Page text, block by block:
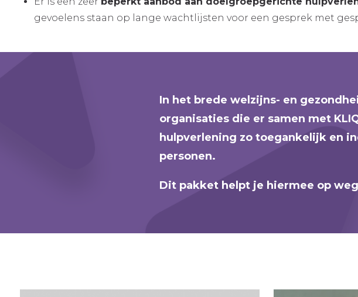
gevoelens staan op lange wachtlijsten voor een gesprek met
In het brede welzijns- en
organisaties die er samen met
hulpverlening zo toegankelijk en
personen.
Dit pakket helpt je hiermee op